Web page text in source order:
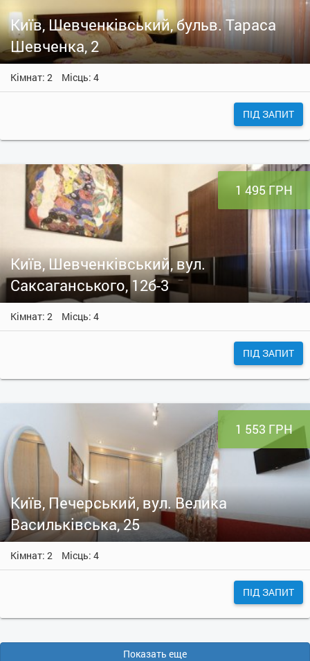
Київ, Шевченківський, бульв. Тараса
Шевченка, 2
Кімнат: 2 Місць: 4
ПІД ЗАПИТ
1 495 ГРН
Київ, Шевченківський, вул.
Саксаганського, 12б-3
Кімнат: 2 Місць: 4
ПІД ЗАПИТ
1 553 ГРН
Київ, Печерський, вул. Велика
Васильківська, 25
Кімнат: 2 Місць: 4
ПІД ЗАПИТ
Показать еще